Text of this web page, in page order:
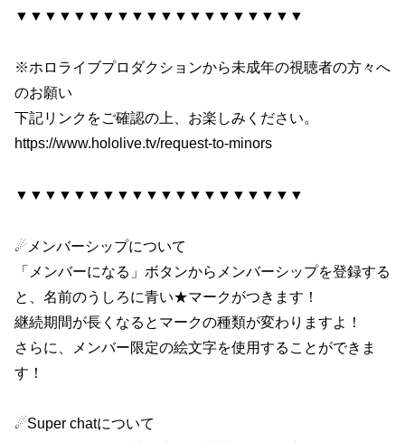
▼▼▼▼▼▼▼▼▼▼▼▼▼▼▼▼▼▼▼▼
※ホロライブプロダクションから未成年の視聴者の方々へ
のお願い
下記リンクをご確認の上、お楽しみください。
https://www.hololive.tv/request-to-minors
▼▼▼▼▼▼▼▼▼▼▼▼▼▼▼▼▼▼▼▼
☄メンバーシップについて
「メンバーになる」ボタンからメンバーシップを登録する
と、名前のうしろに青い★マークがつきます！
継続期間が長くなるとマークの種類が変わりますよ！
さらに、メンバー限定の絵文字を使用することができま
す！
☄Super chatについて